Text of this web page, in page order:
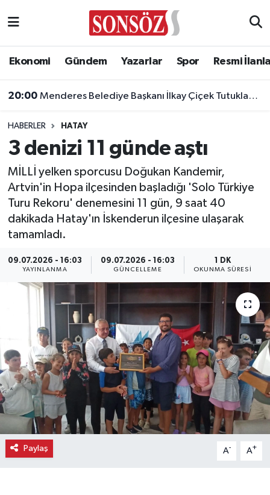
Ekonomi Gündem Yazarlar Spor Resmi
20:00 Menderes Belediye Başkanı İlkay Çiçek Tutuklandı!
HABERLER HATAY
3 denizi 11 günde aştı
MİLLİ yelken sporcusu Doğukan Kandemir,
Artvin'in Hopa ilçesinden başladığı 'Solo Türkiye
Turu Rekoru' denemesini 11 gün, 9 saat 40
dakikada Hatay'ın İskenderun ilçesine ulaşarak
tamamladı.
09.07.2026 - 16:03
YAYINLANMA
09.07.2026 - 16:03
GÜNCELLEME
1 DK
OKUNMA SÜRESI
Paylaş A- A+
Asayiş
Biyografi
Çevre
Diğer
Dünya
Eğitim
Ekonomi
Eleman
Emlak
Gündem
Gurme
Haber
Ankara Nöbetçi Eczaneler
Ankara Trafik Yoğunluk Haritası
Süper Lig Puan Durumu ve Fikstür
Tüm Manşetler
Son Dakika Haberleri
Haber Arşivi